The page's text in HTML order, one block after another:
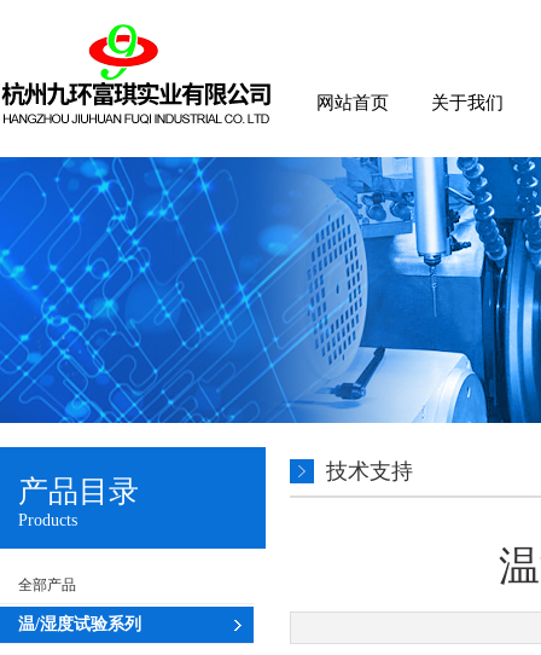
网站首页 关于我们
产品目录
Products
全部产品
温/湿度试验系列
技术支持